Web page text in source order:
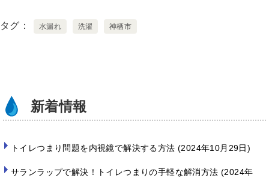
b
タグ 水漏れ 洗濯 神栖市
新着情報
トイレつまり問題を内視鏡で解決する方法 2024年10月29日
サランラップで解決！トイレつまりの手軽な解消方法
2024年